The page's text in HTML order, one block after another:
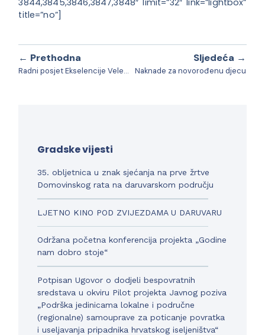
title=”no”]
← Prethodna
Radni posjet Ekselencije Veleposlanika Republike Češke Vladimira Zavazala
Sljedeća →
Naknade za novorođenu djecu
Gradske vijesti
35. obljetnica u znak sjećanja na prve žrtve
Domovinskog rata na daruvarskom području
LJETNO KINO POD ZVIJEZDAMA U DARUVARU
Održana početna konferencija projekta „Godine
nam dobro stoje“
Potpisan Ugovor o dodjeli bespovratnih
sredstava u okviru Pilot projekta Javnog poziva
„Podrška jedinicama lokalne i područne
(regionalne) samouprave za poticanje povratka
i useljavanja pripadnika hrvatskog iseljeništva“